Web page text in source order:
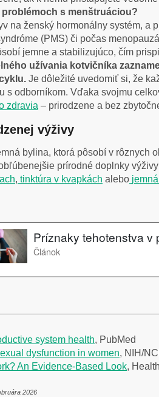
s menštruáciou?
na ženský hormonálny systém,
(PMS) či počas
jemne a stabilizujúco, čím
užívania kotvičníka
Je dôležité uvedomiť si, že
s odborníkom. Vďaka svojmu
zdravia – prirodzene a bez
výživy
bylina, ktorá pôsobí v
prírodné doplnky
, tinktúra v kvapkách alebo
system health, PubMed
dysfunction in women, NIH/
An Evidence-Based Look,
2026